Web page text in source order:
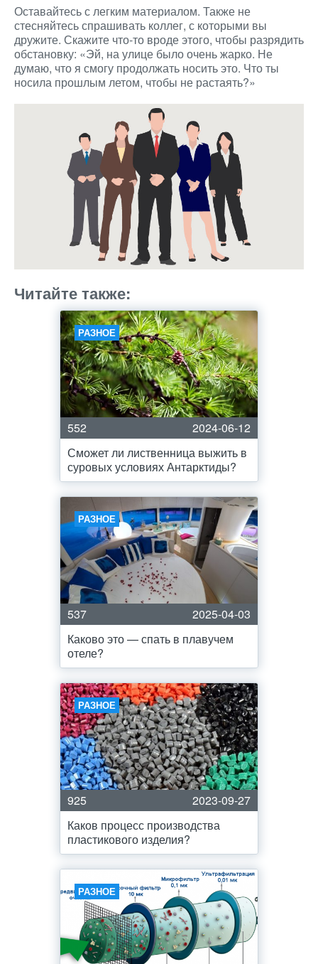
Оставайтесь с легким материалом. Также не
стесняйтесь спрашивать коллег, с которыми вы
дружите. Скажите что-то вроде этого, чтобы разрядить
обстановку: «Эй, на улице было очень жарко. Не
думаю, что я смогу продолжать носить это. Что ты
носила прошлым летом, чтобы не растаять?»
Читайте также:
РАЗНОЕ
552
2024-06-12
Сможет ли лиственница выжить в
суровых условиях Антарктиды?
РАЗНОЕ
537
2025-04-03
Каково это — спать в плавучем
отеле?
РАЗНОЕ
925
2023-09-27
Каков процесс производства
пластикового изделия?
РАЗНОЕ